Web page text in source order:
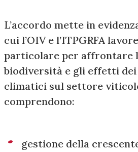
L’accordo mette in
cui l’OIV e l’ITPGRFA
particolare per affrontare
biodiversità e gli effetti
climatici sul settore
comprendono:
gestione della